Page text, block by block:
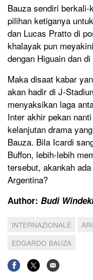
Bauza sendiri
pilihan ketiganya
dan Lucas Pratto di
khalayak pun
dengan Higuain dan
Maka disaat kabar
akan hadir di J-
menyaksikan laga
Inter akhir pekan
kelanjutan drama
Bauza. Bila Icardi
Buffon, lebih-lebih
tersebut, akankah
Argentina?
Author: Budi
INTERNAZIONALE
EDGARDO BAUZA